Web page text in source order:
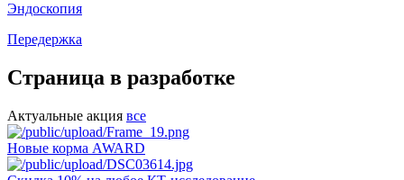
Эндоскопия
Передержка
Страница в разработке
Актуальные акция все
Новые корма AWARD